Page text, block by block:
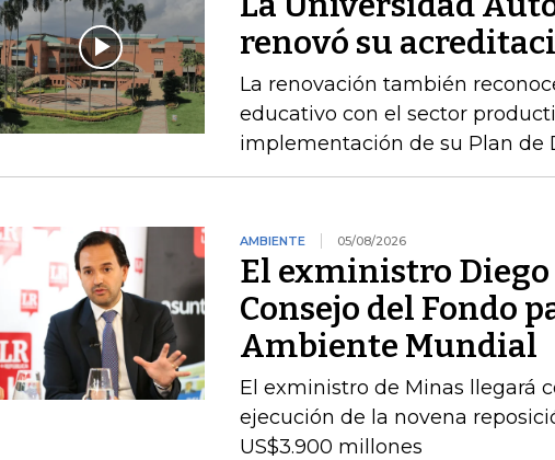
renovó su
La renovación también
educativo con el sector
implementación de su Plan de
AMBIENTE 05/08/2026
El exministro
Consejo del Fondo
Ambiente Mundial
El exministro de Minas llegará
ejecución de la novena
US$3.900 millones